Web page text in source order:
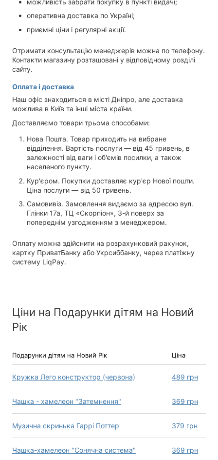
оперативна доставка по Україні;
приємні ціни і регулярні акції.
Отримати консультацію менеджерів можна по телефону.
Контакти магазину розташовані у відповідному розділі
сайту.
Оплата і доставка
Наш офіс знаходиться в місті Дніпро, але доставка
можлива в Київ та інші міста країни.
Доставляємо товари трьома способами:
Нова Пошта. Товар приходить на вибране
відділення. Вартість послуги — від 45 гривень, в
залежності від ваги і об'ємів посилки, а також
населеного пункту.
Кур'єром. Покупки доставляє кур'єр Нової пошти.
Ціна послуги — від 50 гривень.
Самовивіз. Замовлення видаємо за адресою вул.
Глінки 17а, ТЦ «Скорпіон», 3-й поверх за
попереднім узгодженням з менеджером.
Оплату можна здійснити на розрахунковий рахунок,
картку ПриватБанку або Укрсиббанку, через платіжну
систему LiqPay.
Ціни на Подарунки дітям на Новий
Рік
Подарунки дітям на Новий Рік Ціна
Кружка Лего конструктор (червона) 489 грн
Чашка - хамелеон "Затемнення" 369 грн
Музична скринька Гаррі Поттер 379 грн
Чашка-хамелеон "Сонячна система" 369 грн